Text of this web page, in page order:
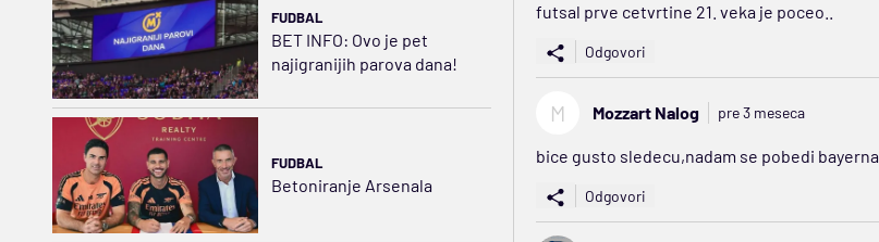
FUDBAL
BET INFO: Ovo je pet
najigranijih parova dana!
FUDBAL
Betoniranje Arsenala
futsal prve cetvrtine 21. veka je poceo..
Odgovori
M Mozzart Nalog pre 3 meseca
bice gusto sledecu,nadam se pobedi bayerna
Odgovori